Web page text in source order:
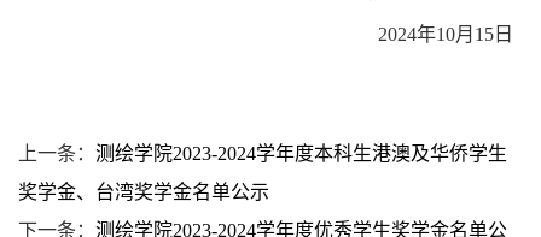
2024年10月 15 日
上一条： 测绘学院2023-2024学年度本科生港澳及华侨学生
奖学金、台湾奖学金名单公示
下一条： 测绘学院2023-2024学年度优秀学生奖学金名单公